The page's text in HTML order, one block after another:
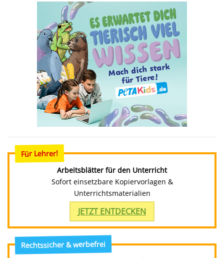
Für Lehrer!
Arbeitsblätter für den Unterricht
Sofort einsetzbare Kopiervorlagen &
Unterrichtsmaterialien
JETZT ENTDECKEN
Rechtssicher & werbefrei